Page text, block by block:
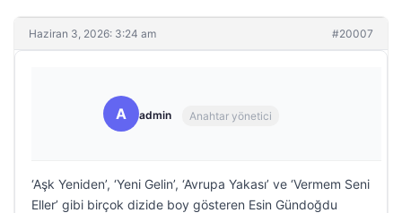
Haziran 3, 2026: 3:24 am #20007
A admin Anahtar yönetici
‘Aşk Yeniden’, ‘Yeni Gelin’, ‘Avrupa Yakası’ ve ‘Vermem Seni
Eller’ gibi birçok dizide boy gösteren Esin Gündoğdu